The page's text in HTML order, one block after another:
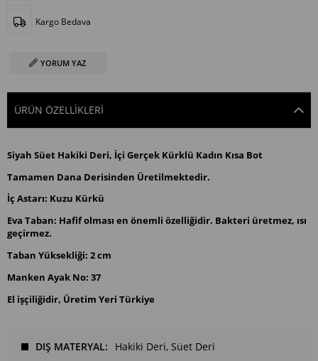
Kargo Bedava
YORUM YAZ
ÜRÜN ÖZELLIKLERI
Siyah Süet Hakiki Deri, İçi Gerçek Kürklü Kadın Kısa Bot
Tamamen Dana Derisinden Üretilmektedir.
İç Astarı: Kuzu Kürkü
Eva Taban: Hafif olması en önemli özelliğidir. Bakteri üretmez, ısı
geçirmez.
Taban Yüksekliği: 2 cm
Manken Ayak No: 37
El işçiliğidir, Üretim Yeri Türkiye
DIŞ MATERYAL Hakiki Deri Süet Deri